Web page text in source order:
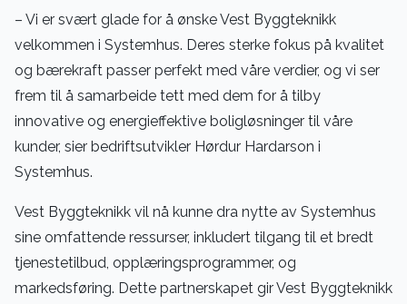
– Vi er svært glade for å ønske Vest Byggteknikk
velkommen i Systemhus. Deres sterke fokus på kvalitet
og bærekraft passer perfekt med våre verdier, og vi ser
frem til å samarbeide tett med dem for å tilby
innovative og energieffektive boligløsninger til våre
kunder, sier bedriftsutvikler Hørdur Hardarson i
Systemhus.
Vest Byggteknikk vil nå kunne dra nytte av Systemhus
sine omfattende ressurser, inkludert tilgang til et bredt
tjenestetilbud, opplæringsprogrammer, og
markedsføring. Dette partnerskapet gir Vest Byggteknikk